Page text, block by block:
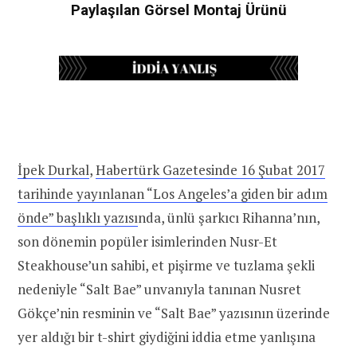
Paylaşılan Görsel Montaj Ürünü
İpek Durkal,Habertürk Gazetesinde 16 Şubat 2017
tarihinde yayınlanan “Los Angeles’a giden bir adım
önde” başlıklı yazısında, ünlü şarkıcı Rihanna’nın,
son dönemin popüler isimlerinden Nusr-Et
Steakhouse’un sahibi, et pişirme ve tuzlama şekli
nedeniyle “Salt Bae” unvanıyla tanınan Nusret
Gökçe’nin resminin ve “Salt Bae” yazısının üzerinde
yer aldığı bir t-shirt giydiğini iddia etme yanlışına